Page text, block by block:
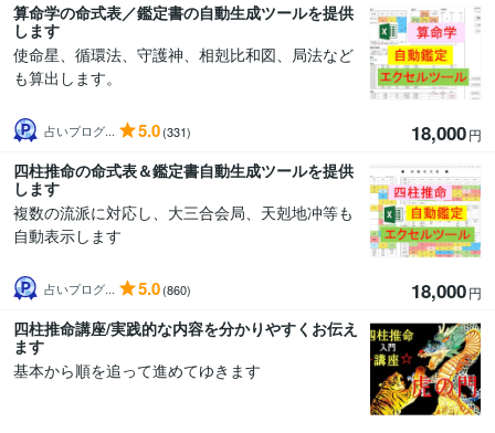
算命学の命式表／鑑定書の自動生成ツールを提供
します
使命星、循環法、守護神、相剋比和図、局法など
も算出します。
占いプログ... 5.0(331) 18,000円
四柱推命の命式表＆鑑定書自動生成ツールを提供
します
複数の流派に対応し、大三合会局、天剋地冲等も
自動表示します
占いプログ... 5.0(860) 18,000円
四柱推命講座/実践的な内容を分かりやすくお伝え
ます
基本から順を追って進めてゆきます